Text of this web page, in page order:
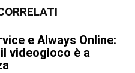
e Always Online:
videogioco è a